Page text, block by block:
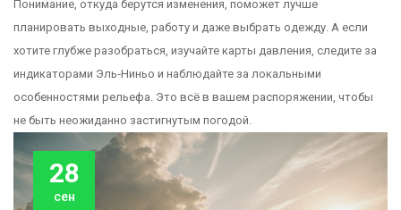
Понимание, откуда берутся изменения, поможет лучше
планировать выходные, работу и даже выбрать одежду. А если
хотите глубже разобраться, изучайте карты давления, следите за
индикаторами Эль‑Ниньо и наблюдайте за локальными
особенностями рельефа. Это всё в вашем распоряжении, чтобы
не быть неожиданно застигнутым погодой.
28
сен